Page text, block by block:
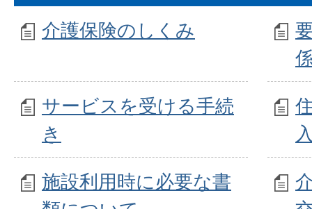
介護保険のしくみ
サービスを受ける手続
き
施設利用時に必要な書